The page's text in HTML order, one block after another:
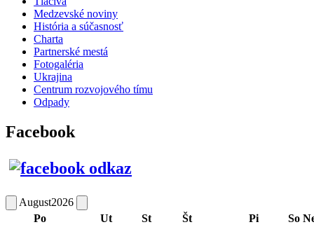
Medzevské noviny
História a súčasnosť
Charta
Partnerské mestá
Fotogaléria
Ukrajina
Centrum rozvojového tímu
Odpady
Facebook
August2026
Po
Ut St Št Pi So